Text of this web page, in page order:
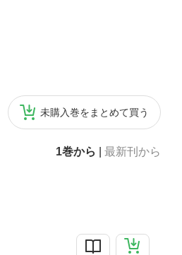
未購入巻をまとめて買う
1巻から 最新刊から